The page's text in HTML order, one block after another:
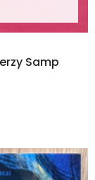
Samp